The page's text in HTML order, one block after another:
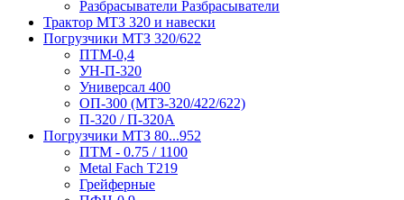
Разбрасыватели Разбрасыватели
Трактор МТЗ 320 и навески
Погрузчики МТЗ 320/622
ПТМ-0,4
УН-П-320
Универсал 400
ОП-300 (МТЗ-320/422/622)
П-320 / П-320А
Погрузчики МТЗ 80...952
ПТМ - 0.75 / 1100
Metal Fach T219
Грейферные